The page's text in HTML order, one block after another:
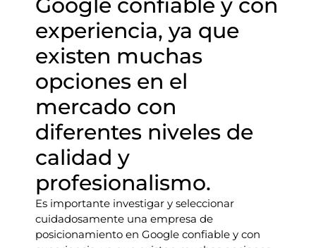
experiencia, ya que
existen muchas
opciones en el
mercado con
diferentes niveles de
calidad y
profesionalismo.
Es importante investigar y seleccionar
cuidadosamente una empresa de
posicionamiento en Google confiable y con